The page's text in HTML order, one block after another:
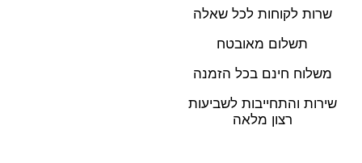
שרות לקוחות לכל שאלה
תשלום מאובטח
משלוח חינם בכל הזמנה
שירות והתחייבות לשביעות
רצון מלאה